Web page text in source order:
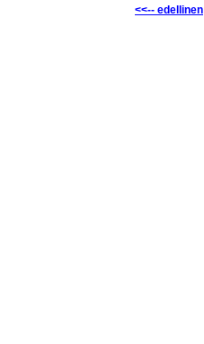
<<-- edellinen